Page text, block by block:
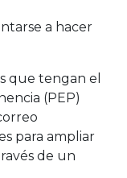
a hacer
que tengan el
(PEP)
para ampliar
de un